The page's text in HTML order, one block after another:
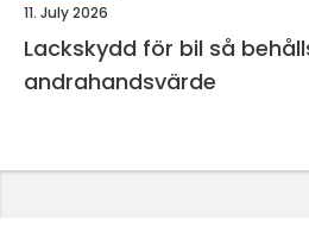
11. July 2026
Lackskydd för bil så behålls glans och
andrahandsvärde